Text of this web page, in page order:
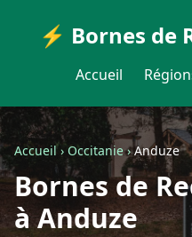
⚡ Bornes de
Accueil
Accueil›Occitanie›Anduze
Bornes de
à Anduze